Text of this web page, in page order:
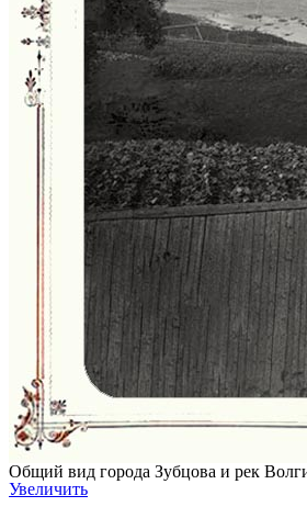
Общий вид города Зубцова и рек
Увеличить